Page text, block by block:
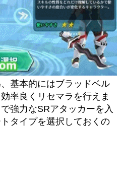
基本的にはブラッドベル
率良くリセマラを行えま
強力なSRアタッカーを入
タイプを選択しておくの